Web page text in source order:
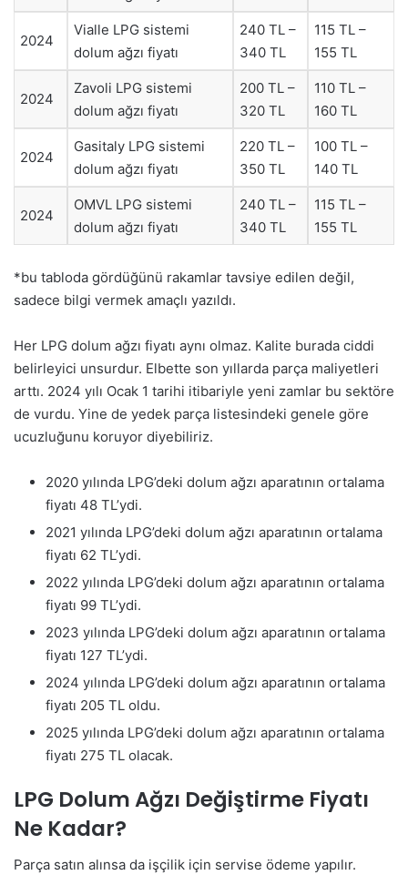
2024
Vialle LPG sistemi
dolum ağzı fiyatı
240 TL –
340 TL
115 TL –
155 TL
2024
Zavoli LPG sistemi
dolum ağzı fiyatı
200 TL –
320 TL
110 TL –
160 TL
2024
Gasitaly LPG sistemi
dolum ağzı fiyatı
220 TL –
350 TL
100 TL –
140 TL
2024
OMVL LPG sistemi
dolum ağzı fiyatı
240 TL –
340 TL
115 TL –
155 TL
*bu tabloda gördüğünü rakamlar tavsiye edilen değil,
sadece bilgi vermek amaçlı yazıldı.
Her LPG dolum ağzı fiyatı aynı olmaz. Kalite burada ciddi
belirleyici unsurdur. Elbette son yıllarda parça maliyetleri
arttı. 2024 yılı Ocak 1 tarihi itibariyle yeni zamlar bu sektöre
de vurdu. Yine de yedek parça listesindeki genele göre
ucuzluğunu koruyor diyebiliriz.
2020 yılında LPG’deki dolum ağzı aparatının ortalama
fiyatı 48 TL’ydi.
2021 yılında LPG’deki dolum ağzı aparatının ortalama
fiyatı 62 TL’ydi.
2022 yılında LPG’deki dolum ağzı aparatının ortalama
fiyatı 99 TL’ydi.
2023 yılında LPG’deki dolum ağzı aparatının ortalama
fiyatı 127 TL’ydi.
2024 yılında LPG’deki dolum ağzı aparatının ortalama
fiyatı 205 TL oldu.
2025 yılında LPG’deki dolum ağzı aparatının ortalama
fiyatı 275 TL olacak.
LPG Dolum Ağzı Değiştirme Fiyatı
Ne Kadar?
Parça satın alınsa da işçilik için servise ödeme yapılır.